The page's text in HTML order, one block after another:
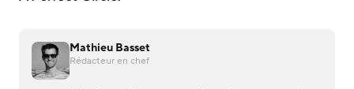
Mathieu Basset
Rédacteur en chef